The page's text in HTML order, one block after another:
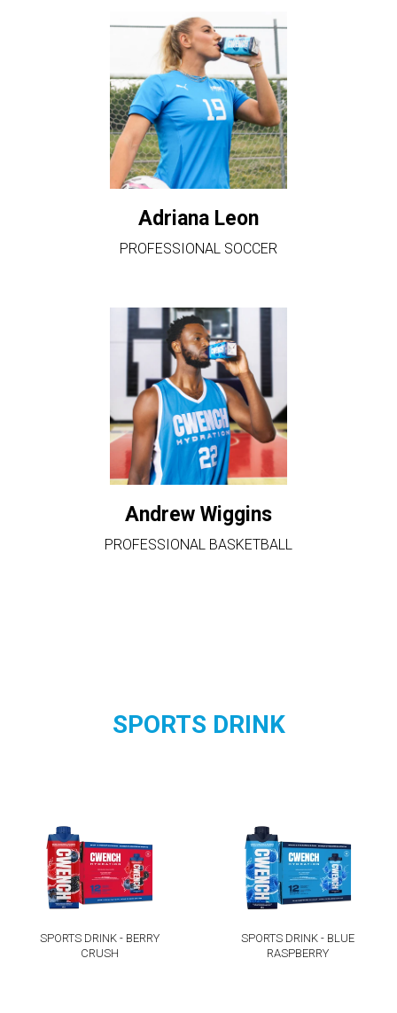
Adriana Leon
PROFESSIONAL SOCCER
Andrew Wiggins
PROFESSIONAL BASKETBALL
SPORTS DRINK
SPORTS DRINK - BERRY
CRUSH
SPORTS DRINK - BLUE
RASPBERRY